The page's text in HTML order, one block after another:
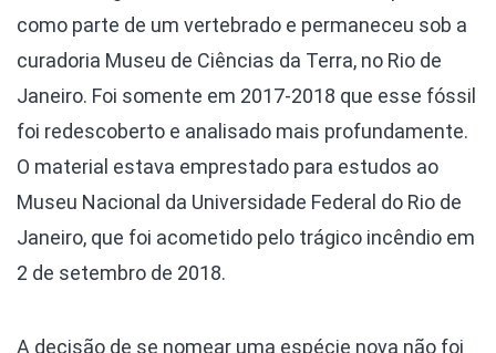
como parte de um vertebrado e permaneceu sob a
curadoria Museu de Ciências da Terra, no Rio de
Janeiro. Foi somente em 2017-2018 que esse fóssil
foi redescoberto e analisado mais profundamente.
O material estava emprestado para estudos ao
Museu Nacional da Universidade Federal do Rio de
Janeiro, que foi acometido pelo trágico incêndio em
2 de setembro de 2018.
A decisão de se nomear uma espécie nova não foi